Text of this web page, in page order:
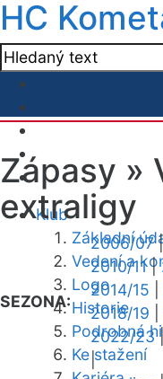
HC
Klub
Základní
Vedení a
Logo
Historie
Podrobná
Ke stažení
Zápasy »
extraligy
SEZONA:
2006/07
2010/11|
2014/15
2018/19
2022/23
|